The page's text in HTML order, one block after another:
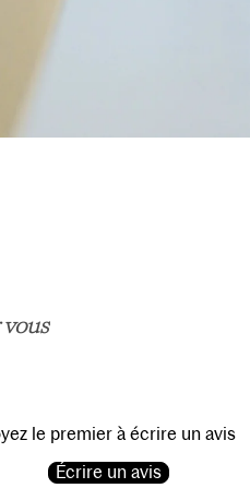
le premier à écrire un avis
Écrire un avis